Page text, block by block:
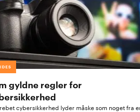
gyldne regler for
cybersikkerhed lyder måske som noget fra